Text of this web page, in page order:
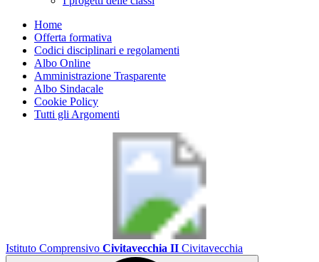
Home
Offerta formativa
Codici disciplinari e regolamenti
Albo Online
Amministrazione Trasparente
Albo Sindacale
Cookie Policy
Tutti gli Argomenti
Istituto Comprensivo Civitavecchia II Civitavecchia